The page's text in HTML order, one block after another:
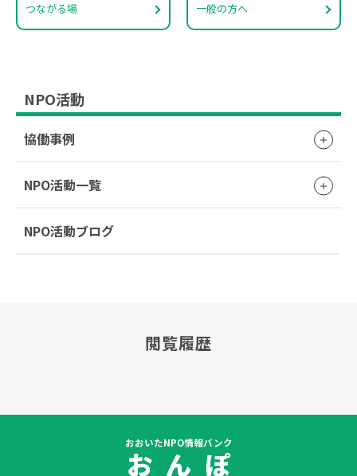
つながる場 一般の方へ
NPO活動
協働事例
NPO活動一覧
NPO活動ブログ
閲覧履歴
おおいたNPO情報バンク
お ん ぽ